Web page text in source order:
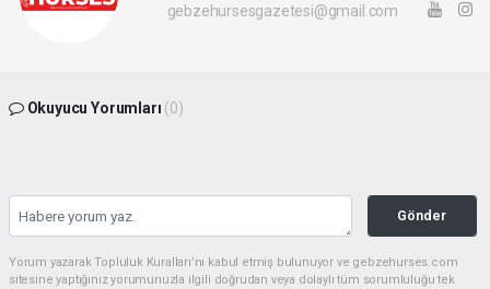
gebzehursesgazetesi@gmail.com
Okuyucu Yorumları (0)
Gönder
Yorum yazarak Topluluk Kuralları’nı kabul etmiş bulunuyor ve gebzehurses.com
sitesine yaptığınız yorumunuzla ilgili doğrudan veya dolaylı tüm sorumluluğu tek